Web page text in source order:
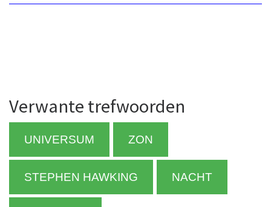
Verwante trefwoorden
UNIVERSUM ZON
STEPHEN HAWKING NACHT